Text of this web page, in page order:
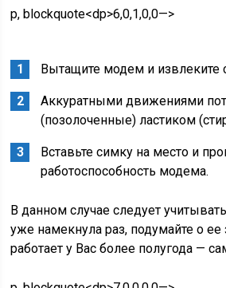
p, blockquote<dp>6,0,1,0,0—>
Вытащите модем и извлеките
Аккуратными движениями
(позолоченные) ластиком
Вставьте симку на место и
работоспособность модема.
В данном случае следует
уже намекнула раз, подумайте о
работает у Вас более полугода —